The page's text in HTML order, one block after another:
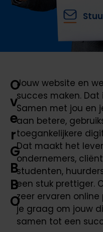
O
v
e
r
G
B
B
O
Jouw website en
succes maken.
Samen met jou en
aan betere,
toegankelijkere
Dat maakt het
ondernemers,
studenten,
een stuk prettiger.
zeer ervaren
je graag om jouw
samen tot een